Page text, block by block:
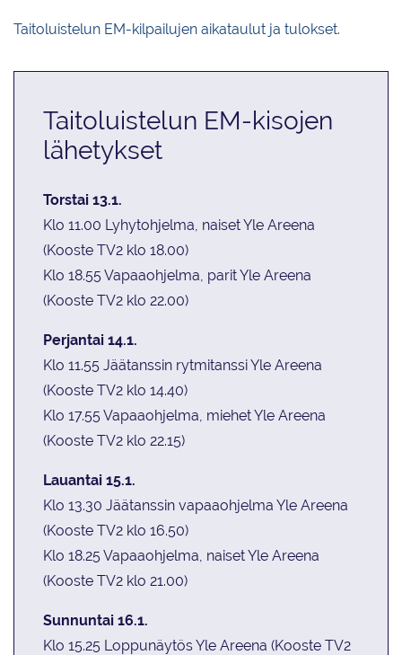
Taitoluistelun EM-kilpailujen aikataulut ja tulokset.
Taitoluistelun EM-kisojen
lähetykset
Torstai 13.1.
Klo 11.00 Lyhytohjelma, naiset Yle Areena
(Kooste TV2 klo 18.00)
Klo 18.55 Vapaaohjelma, parit Yle Areena
(Kooste TV2 klo 22.00)
Perjantai 14.1.
Klo 11.55 Jäätanssin rytmitanssi Yle Areena
(Kooste TV2 klo 14.40)
Klo 17.55 Vapaaohjelma, miehet Yle Areena
(Kooste TV2 klo 22.15)
Lauantai 15.1.
Klo 13.30 Jäätanssin vapaaohjelma Yle Areena
(Kooste TV2 klo 16.50)
Klo 18.25 Vapaaohjelma, naiset Yle Areena
(Kooste TV2 klo 21.00)
Sunnuntai 16.1.
Klo 15.25 Loppunäytös Yle Areena (Kooste TV2